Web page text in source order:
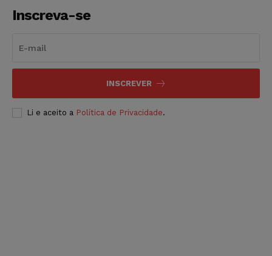
Inscreva-se
INSCREVER
Li e aceito a Política de Privacidade.